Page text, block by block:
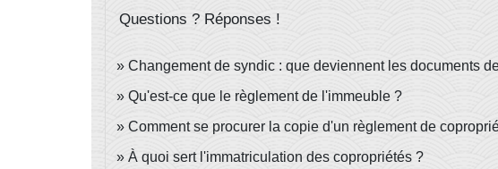
Questions ? Réponses !
Changement de syndic : que deviennent les documents
Qu'est-ce que le règlement de l'immeuble ?
Comment se procurer la copie d'un règlement de
À quoi sert l'immatriculation des copropriétés ?